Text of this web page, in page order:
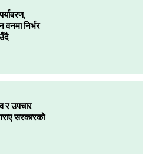
वनमा निर्भर
र उपचार
सरकारको